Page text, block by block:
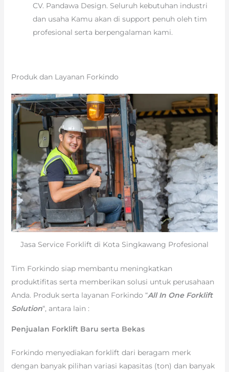
CV. Pandawa Design. Seluruh kebutuhan industri
dan usaha Kamu akan di support penuh oleh tim
profesional serta berpengalaman kami.
Produk dan Layanan Forkindo
Jasa Service Forklift di Kota Singkawang Profesional
Tim Forkindo siap membantu meningkatkan
produktifitas serta memberikan solusi untuk perusahaan
Anda. Produk serta layanan Forkindo “All In One Forklift
Solution“, antara lain :
Penjualan Forklift Baru serta Bekas
Forkindo menyediakan forklift dari beragam merk
dengan banyak pilihan variasi kapasitas (ton) dan banyak